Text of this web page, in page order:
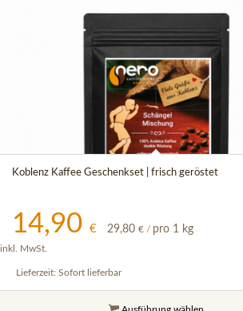
Koblenz Kaffee Geschenkset | frisch geröstet
14,90 € 29,80 €/ pro 1 kg
inkl. MwSt.
Lieferzeit: Sofort lieferbar